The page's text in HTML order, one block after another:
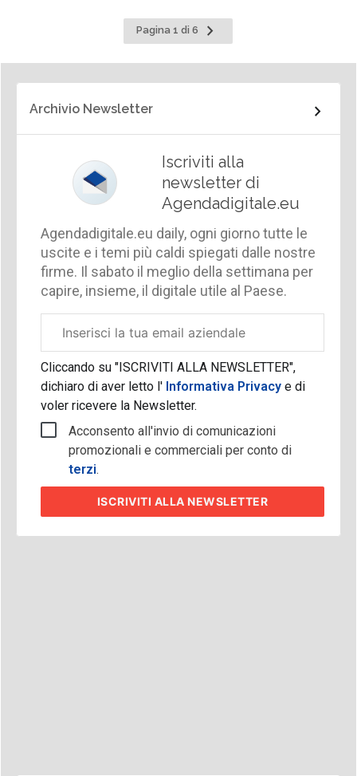
Pagina 1 di 6
Pagina
successiva
Archivio Newsletter
Iscriviti alla
newsletter di
Agendadigitale.eu
Agendadigitale.eu daily, ogni giorno tutte le
uscite e i temi più caldi spiegati dalle nostre
firme. Il sabato il meglio della settimana per
capire, insieme, il digitale utile al Paese.
aziendale
Cliccando su "ISCRIVITI ALLA NEWSLETTER",
dichiaro di aver letto l'Informativa Privacy e di
voler ricevere la Newsletter.
Acconsento all'invio di comunicazioni
promozionali e commerciali per conto di
terzi.
ISCRIVITI ALLA NEWSLETTER